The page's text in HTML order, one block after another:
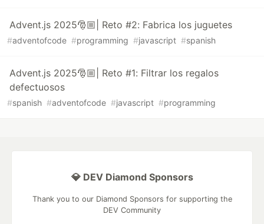
Advent.js 2025🎅🏼| Reto #2: Fabrica los juguetes
#adventofcode #programming #javascript #spanish
Advent.js 2025🎅🏼| Reto #1: Filtrar los regalos
defectuosos
#spanish #adventofcode #javascript #programming
💎 DEV Diamond Sponsors
Thank you to our Diamond Sponsors for supporting the
DEV Community